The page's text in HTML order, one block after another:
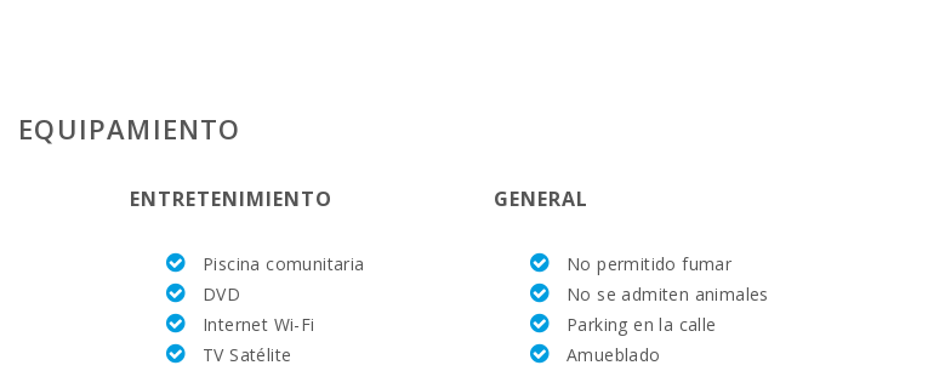
EQUIPAMIENTO
ENTRETENIMIENTO
Piscina comunitaria
DVD
Internet Wi-Fi
TV Satélite
GENERAL
No permitido fumar
No se admiten animales
Parking en la calle
Amueblado